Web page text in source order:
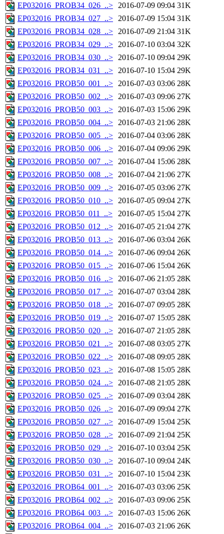
EP032016_PROB34_026_..> 2016-07-09 09:04 31K
EP032016_PROB34_027_..> 2016-07-09 15:04 31K
EP032016_PROB34_028_..> 2016-07-09 21:04 31K
EP032016_PROB34_029_..> 2016-07-10 03:04 32K
EP032016_PROB34_030_..> 2016-07-10 09:04 29K
EP032016_PROB34_031_..> 2016-07-10 15:04 29K
EP032016_PROB50_001_..> 2016-07-03 03:06 28K
EP032016_PROB50_002_..> 2016-07-03 09:06 27K
EP032016_PROB50_003_..> 2016-07-03 15:06 29K
EP032016_PROB50_004_..> 2016-07-03 21:06 28K
EP032016_PROB50_005_..> 2016-07-04 03:06 28K
EP032016_PROB50_006_..> 2016-07-04 09:06 29K
EP032016_PROB50_007_..> 2016-07-04 15:06 28K
EP032016_PROB50_008_..> 2016-07-04 21:06 27K
EP032016_PROB50_009_..> 2016-07-05 03:06 27K
EP032016_PROB50_010_..> 2016-07-05 09:04 27K
EP032016_PROB50_011_..>
2016-07-05 15:04 27K
EP032016_PROB50_012_..> 2016-07-05 21:04 27K
EP032016_PROB50_013_..> 2016-07-06 03:04 26K
EP032016_PROB50_014_..> 2016-07-06 09:04 26K
EP032016_PROB50_015_..> 2016-07-06 15:04 26K
EP032016_PROB50_016_..> 2016-07-06 21:05 28K
EP032016_PROB50_017_..> 2016-07-07 03:04 28K
EP032016_PROB50_018_..> 2016-07-07 09:05 28K
EP032016_PROB50_019_..> 2016-07-07 15:05 28K
EP032016_PROB50_020_..> 2016-07-07 21:05 28K
EP032016_PROB50_021_..> 2016-07-08 03:05 27K
EP032016_PROB50_022_..> 2016-07-08 09:05 28K
EP032016_PROB50_023_..> 2016-07-08 15:05 28K
EP032016_PROB50_024_..> 2016-07-08 21:05 28K
EP032016_PROB50_025_..> 2016-07-09 03:04 28K
EP032016_PROB50_026_..> 2016-07-09 09:04 27K
EP032016_PROB50_027_..> 2016-07-09 15:04 25K
EP032016_PROB50_028_..> 2016-07-09 21:04 25K
EP032016_PROB50_029_..> 2016-07-10 03:04 25K
EP032016_PROB50_030_..> 2016-07-10 09:04 24K
EP032016_PROB50_031_..> 2016-07-10 15:04 23K
EP032016_PROB64_001_..> 2016-07-03 03:06 25K
EP032016_PROB64_002_..> 2016-07-03 09:06 25K
EP032016_PROB64_003_..> 2016-07-03 15:06 26K
EP032016_PROB64_004_..> 2016-07-03 21:06 26K